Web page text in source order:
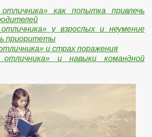
как попытка привлечь
у взрослых и неумение
приоритеты
и страх поражения
отличника» и навыки командной